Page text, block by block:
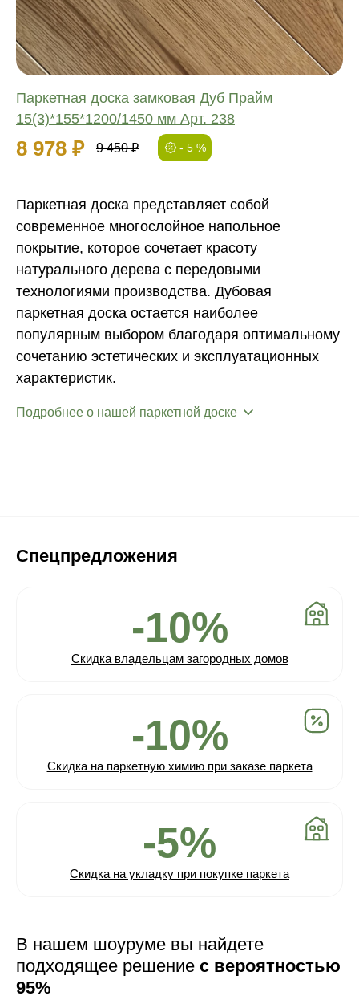
Паркетная доска замковая Дуб Прайм
15(3)*155*1200/1450 мм Арт. 238
8 978 ₽ 9 450 ₽ - 5 %
Толщина:
Паркетная доска представляет собой
современное многослойное напольное
покрытие, которое сочетает красоту
натурального дерева с передовыми
технологиями производства. Дубовая
паркетная доска остается наиболее
популярным выбором благодаря оптимальному
сочетанию эстетических и эксплуатационных
характеристик.
Подробнее о нашей паркетной доске
Спецпредложения
-10%
Скидка владельцам загородных домов
-10%
Скидка на паркетную химию при заказе паркета
-5%
Скидка на укладку при покупке паркета
В нашем шоуруме вы найдете
подходящее решение с вероятностью
95%